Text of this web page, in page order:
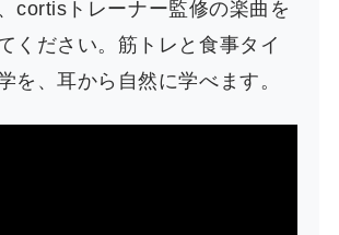
cortisトレーナー監修の楽曲を
ください。筋トレと食事タイ
を、耳から自然に学べます。